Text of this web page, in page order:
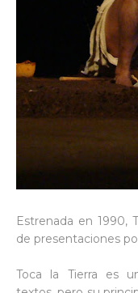
Estrenada en 1990,
de presentaciones
Toca la Tierra es